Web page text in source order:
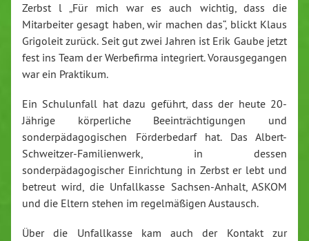
Zerbst l „Für mich war es auch wichtig, dass die
Mitarbeiter gesagt haben, wir machen das“, blickt Klaus
Grigoleit zurück. Seit gut zwei Jahren ist Erik Gaube jetzt
fest ins Team der Werbefirma integriert. Vorausgegangen
war ein Praktikum.
Ein Schulunfall hat dazu geführt, dass der heute 20-
Jährige körperliche Beeinträchtigungen und
sonderpädagogischen Förderbedarf hat. Das Albert-
Schweitzer-Familienwerk, in dessen
sonderpädagogischer Einrichtung in Zerbst er lebt und
betreut wird, die Unfallkasse Sachsen-Anhalt, ASKOM
und die Eltern stehen im regelmäßigen Austausch.
Über die Unfallkasse kam auch der Kontakt zur